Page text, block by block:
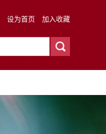
设为首页 加入收藏